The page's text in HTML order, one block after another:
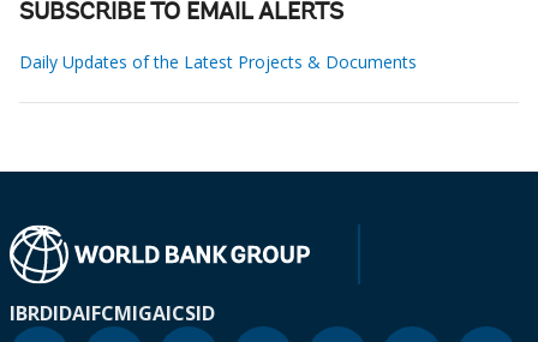
SUBSCRIBE TO EMAIL ALERTS
Daily Updates of the Latest Projects & Documents
IBRDIDAIFCMIGAICSID